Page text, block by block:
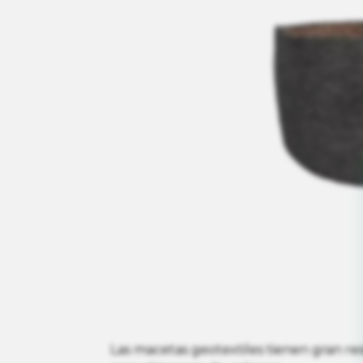
Las macetas geotextiles tienen gran